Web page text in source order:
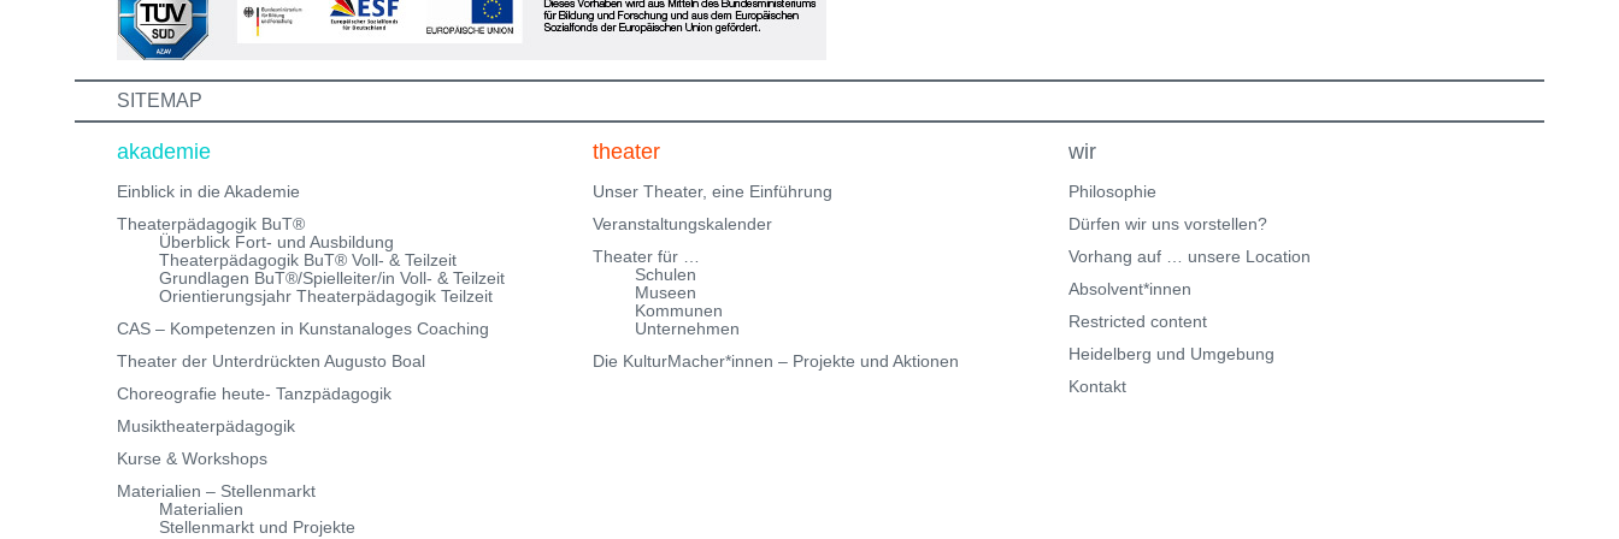
schreibe uns einfach eine Mail an:
info@theaterwerkstatt-heidelberg.de Wir freuen uns auf
Parkmöglichkeiten findest Du hier:
SITEMAP
akademie
Einblick in die Akademie
Theaterpädagogik BuT®
Überblick Fort- und Ausbildung
Theaterpädagogik BuT® Voll- & Teilzeit
Grundlagen BuT®/Spielleiter/in Voll- & Teilzeit
Orientierungsjahr Theaterpädagogik Teilzeit
CAS – Kompetenzen in Kunstanaloges Coaching
Theater der Unterdrückten Augusto Boal
Choreografie heute- Tanzpädagogik
Musiktheaterpädagogik
Kurse & Workshops
Materialien – Stellenmarkt
Materialien
Stellenmarkt und Projekte
theater
Unser Theater, eine Einführung
Veranstaltungskalender
Theater für …
Schulen
Museen
Kommunen
Unternehmen
Die KulturMacher*innen – Projekte und Aktionen
wir
Philosophie
Dürfen wir uns vorstellen?
Vorhang auf … unsere Location
Absolvent*innen
Restricted content
Heidelberg und Umgebung
Kontakt